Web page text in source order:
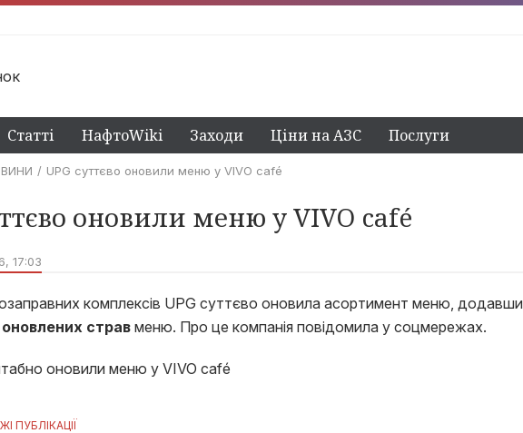
Статті НафтоWiki Заходи Ціни на АЗС Послуги
UPG суттєво оновили меню у VIVO café
оновили меню у VIVO café
17:03
комплексів UPG суттєво оновила асортимент меню, додавши
страв меню. Про це компанія повідомила у соцмережах.
ПУБЛІКАЦІЇ